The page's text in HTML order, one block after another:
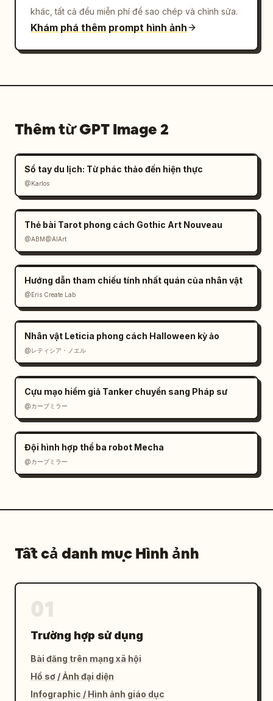
khác, tất cả đều miễn phí để sao chép và chỉnh sửa.
Khám phá thêm prompt hình ảnh
Thêm từ GPT Image 2
Sổ tay du lịch: Từ phác thảo đến hiện thực
@Karlos
Thẻ bài Tarot phong cách Gothic Art Nouveau
@ABM@AIArt
Hướng dẫn tham chiếu tính nhất quán của nhân vật
@Eris Create Lab
Nhân vật Leticia phong cách Halloween kỳ ảo
@レティシア・ノエル
Cựu mạo hiểm giả Tanker chuyển sang Pháp sư
@カーブミラー
Đội hình hợp thể ba robot Mecha
@カーブミラー
Tất cả danh mục Hình ảnh
Trường hợp sử dụng
Bài đăng trên mạng xã hội
Hồ sơ / Ảnh đại diện
Infographic / Hình ảnh giáo dục